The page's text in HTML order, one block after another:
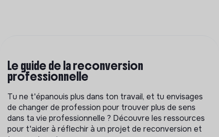
Le guide de la reconversion
professionnelle
Tu ne t'épanouis plus dans ton travail, et tu envisages
de changer de profession pour trouver plus de sens
dans ta vie professionnelle ? Découvre les ressources
pour t'aider à réflechir à un projet de reconversion et